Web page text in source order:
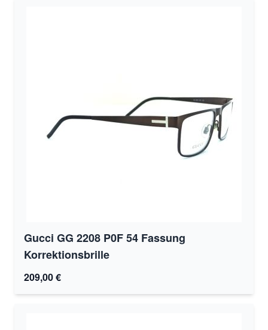
Gucci GG 2208 P0F 54 Fassung
Korrektionsbrille
209,00 €